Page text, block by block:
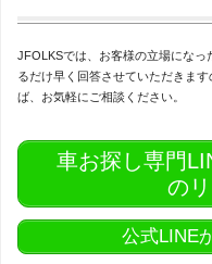
JFOLKSでは、お客様の立場になっ
るだけ早く回答させていただきま
ば、お気軽にご相談ください。
車お探し専門
の
公式LINE